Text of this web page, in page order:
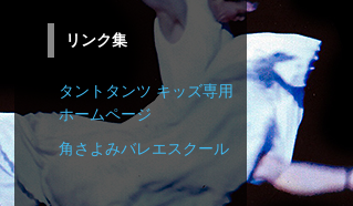
記
別）
リンク集
タントタンツ キッズ専用
ホームページ
角さよみバレエスクール